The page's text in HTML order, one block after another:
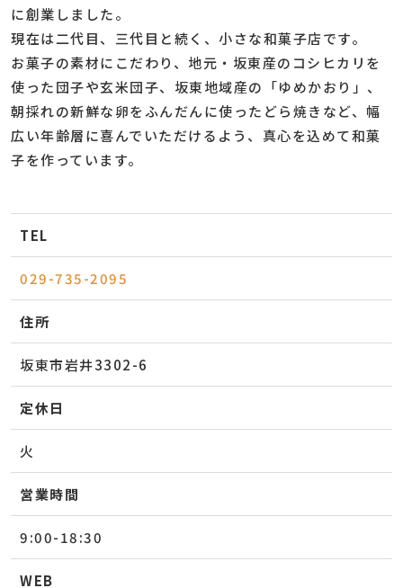
に創業しました。
現在は二代目、三代目と続く、小さな和菓子店です。
お菓子の素材にこだわり、地元・坂東産のコシヒカリを
使った団子や玄米団子、坂東地域産の「ゆめかおり」、
朝採れの新鮮な卵をふんだんに使ったどら焼きなど、幅
広い年齢層に喜んでいただけるよう、真心を込めて和菓
子を作っています。
TEL
029-735-2095
住所
坂東市岩井3302-6
定休日
火
営業時間
9:00-18:30
WEB